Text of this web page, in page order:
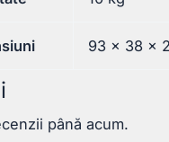
93 × 38 ×
până acum.